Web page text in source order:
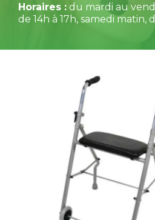
Horaires : du mardi au
de 14h à 17h, samedi matin,